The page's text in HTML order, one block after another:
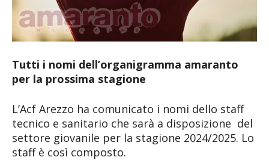
Tutti i nomi dell’organigramma amaranto
per la prossima stagione
L’Acf Arezzo ha comunicato i nomi dello staff
tecnico e sanitario che sarà a disposizione del
settore giovanile per la stagione 2024/2025. Lo
staff è così composto.